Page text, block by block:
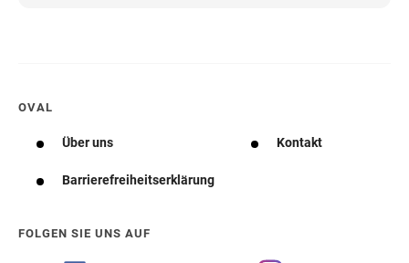
OVAL
Über uns Kontakt
Barrierefreiheitserklärung
FOLGEN SIE UNS AUF